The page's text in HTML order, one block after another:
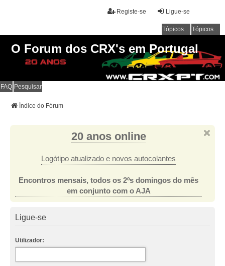
Ligue-se
Registe-se
Tópicos sem resposta Tópicos ativos
O Forum dos CRX's em Portugal
FAQ Pesquisar
Índice do Fórum
20 anos online
Logótipo atualizado e novos autocolantes
Encontros mensais, todos os 2ºs domingos do mês
em conjunto com o AJA
Ligue-se
Utilizador: